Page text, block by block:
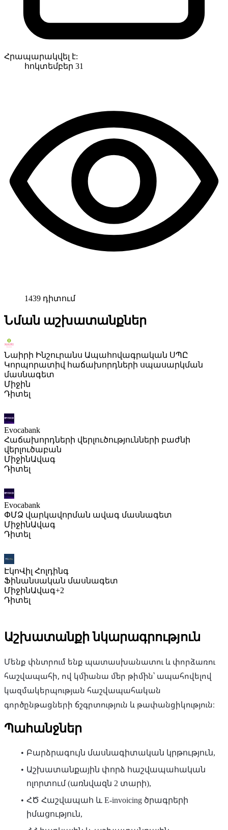
Հրապարակվել է:
հոկտեմբեր 31
1439 դիտում
Նման աշխատանքներ
Նաիրի Ինշուրանս Ապահովագրական ՍՊԸ
Կորպորատիվ հաճախորդների սպասարկման
մասնագետ
Միջին
Դիտել
Evocabank
Հաճախորդների վերլուծությունների բաժնի
վերլուծաբան
ՄիջինԱվագ
Դիտել
Evocabank
ՓՄՁ վարկավորման ավագ մասնագետ
ՄիջինԱվագ
Դիտել
ԷկոՎիլ Հոլդինգ
Ֆինանսական մասնագետ
ՄիջինԱվագ+2
Դիտել
Աշխատանքի նկարագրություն
Մենք փնտրում ենք պատասխանատու և փորձառու
հաշվապահի, ով կմիանա մեր թիմին՝ ապահովելով
կազմակերպության հաշվապահական
գործընթացների ճշգրտություն և թափանցիկություն։
Պահանջներ
Բարձրագույն մասնագիտական կրթություն,
Աշխատանքային փորձ հաշվապահական
ոլորտում (առնվազն 2 տարի),
ՀԾ Հաշվապահ և E-invoicing ծրագրերի
իմացություն,